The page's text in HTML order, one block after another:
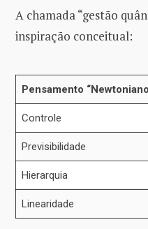
A chamada “gestão
inspiração conceitual:
Pensamento
Controle
Previsibilidade
Hierarquia
Linearidade